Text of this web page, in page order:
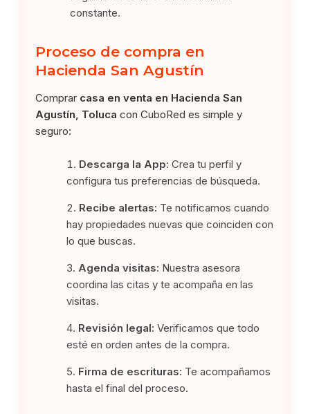
constante.
Proceso de compra en
Hacienda San Agustín
Comprar casa en venta en Hacienda San
Agustín, Toluca con CuboRed es simple y
seguro:
Descarga la App: Crea tu perfil y
configura tus preferencias de búsqueda.
Recibe alertas: Te notificamos cuando
hay propiedades nuevas que coinciden con
lo que buscas.
Agenda visitas: Nuestra asesora
coordina las citas y te acompaña en las
visitas.
Revisión legal: Verificamos que todo
esté en orden antes de la compra.
Firma de escrituras: Te acompañamos
hasta el final del proceso.